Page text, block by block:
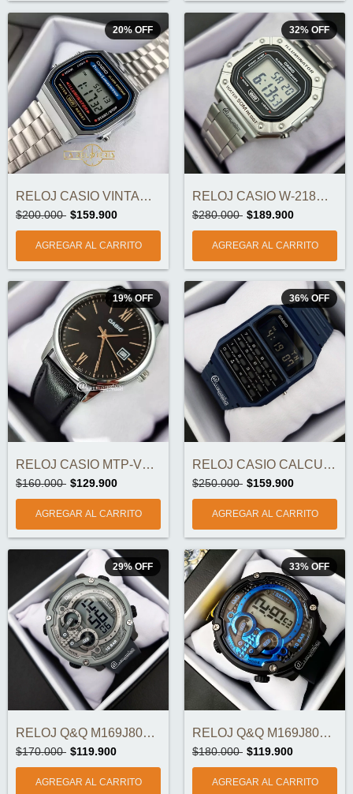
20%OFF
RELOJ CASIO VINTAGE A168WA-1WDF ORIGINAL
$200.000 $159.900
32% OFF
RELOJ CASIO W-218HD-1AVDF ORIGINAL
$280.000 $189.900
19%OFF
RELOJ CASIO MTP-V002L-1B3UDF ORIGINAL
$160.000 $129.900
36%OFF
RELOJ CASIO CALCULADORA CA-53WF-2BDF ORI...
$250.000 $159.900
29%OFF
RELOJ Q&Q M169J803Y ORIGINAL
$170.000 $119.900
33% OFF
RELOJ Q&Q M169J802Y ORIGINAL
$180.000 $119.900